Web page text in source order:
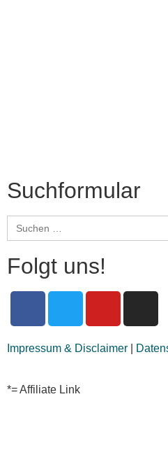
Suchformular
Search
for:
Folgt uns!
Impressum & Disclaimer
*= Affiliate Link